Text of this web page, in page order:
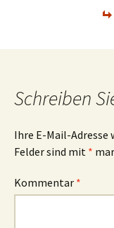
Schreiben
Ihre E-Mail-
Felder sind mit *
Kommentar *